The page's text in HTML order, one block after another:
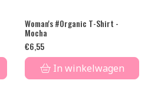
Woman's #Organic T-Shirt -
Mocha
€6,55
In winkelwagen